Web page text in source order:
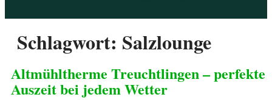
Schlagwort: Salzlounge
Altmühltherme Treuchtlingen – perfekte
Auszeit bei jedem Wetter